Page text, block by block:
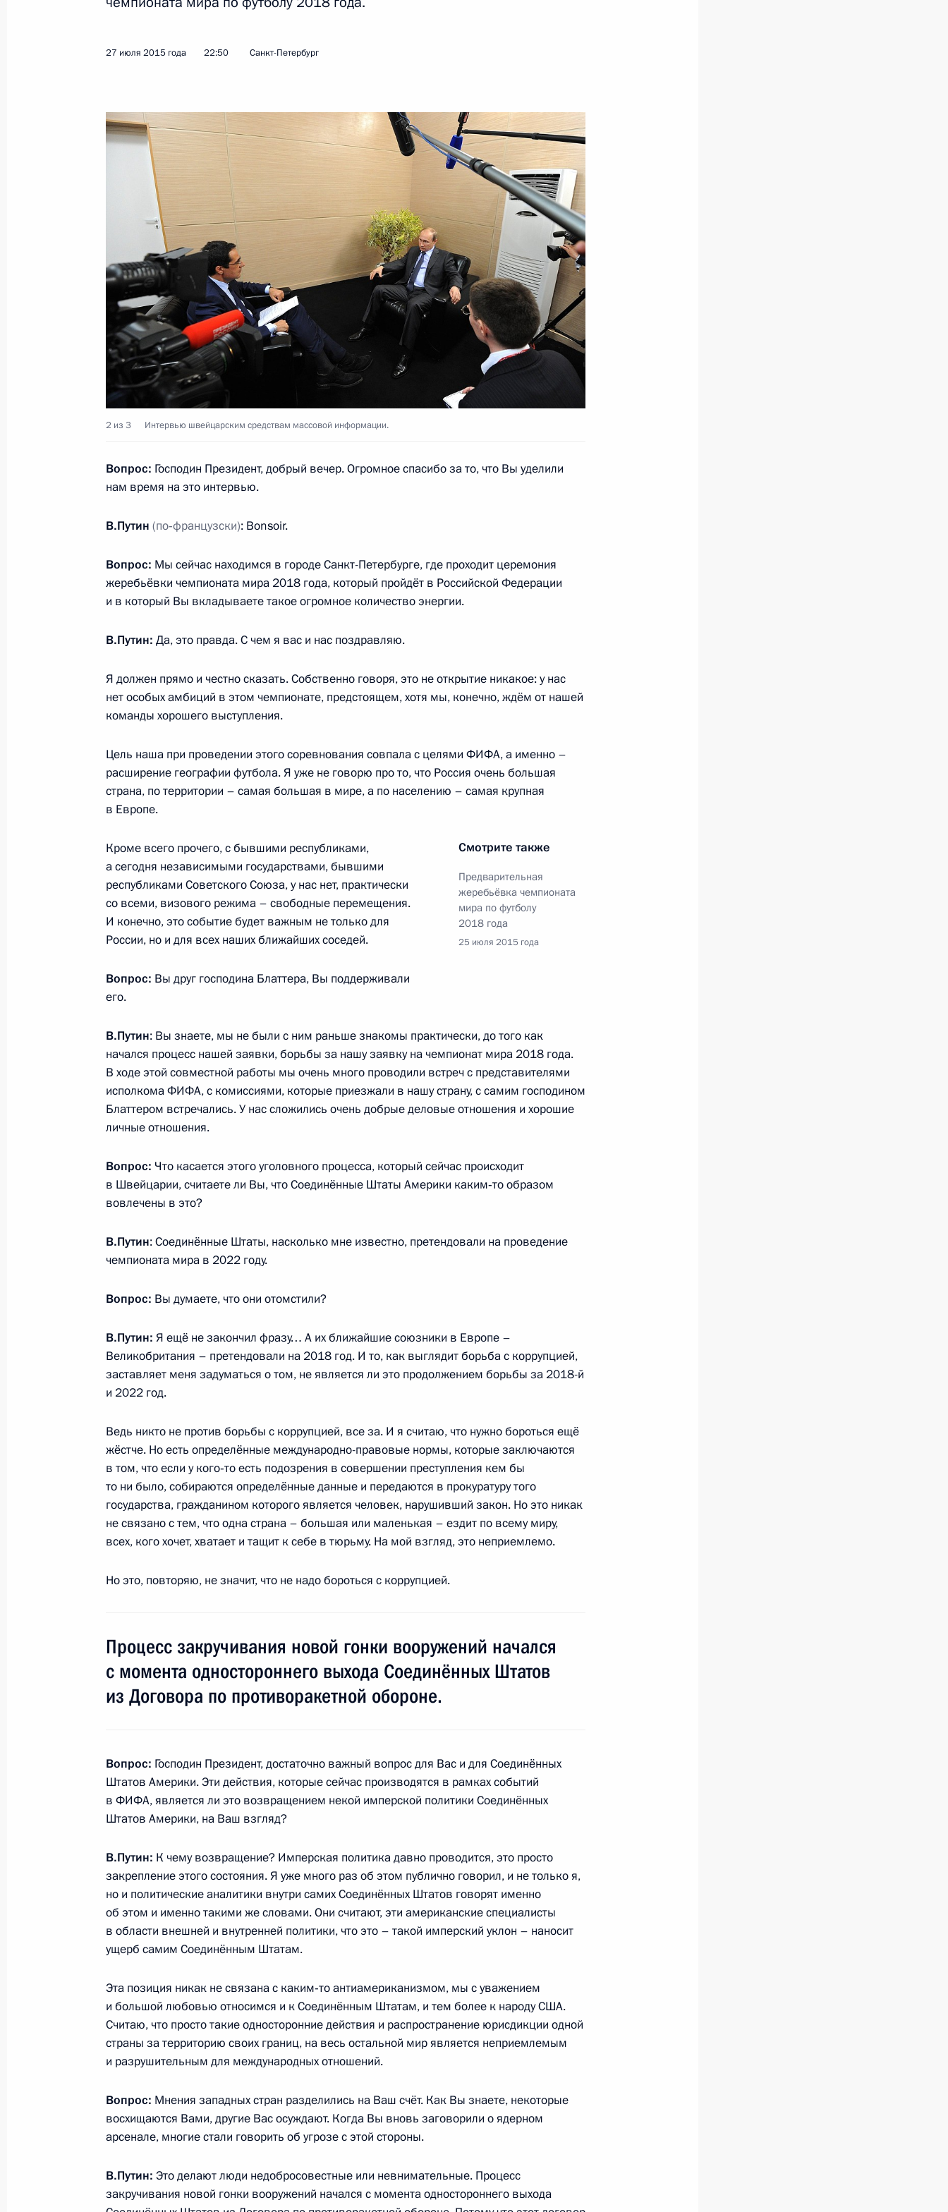
Показать следующие материалы
Встреча с лидером партии «Справедливая Россия» Сергеем
Мироновым
29 июля 2015 года, 14:20
3
28 июля 2015 года, вторник
Приём по случаю тысячелетия преставления святого
равноапостольного князя Владимира
28 июля 2015 года, 16:15 Москва, Кремль
14м
27 июля 2015 года, понедельник
Интервью швейцарским СМИ
27 июля 2015 года, 22:50 Санкт-Петербург
Встреча с лидером ЛДПР Владимиром Жириновским
27 июля 2015 года, 16:45 Москва, Кремль
26 июля 2015 года, воскресенье
26 июля 2015 года, 16:00 Балтийск
День Военно-Морского Флота 20 3м
25 июля 2015 года, суббота
25 июля 2015 года, 23:00 Светлогорск
Предварительная жеребьёвка чемпионата мира по футболу
2018 года
25 июля 2015 года, 17:35 Санкт-Петербург
24 июля 2015 года, пятница
24 июля 2015 года, 21:30 Казань
24 июля 2015 года, 15:30
Рабочая встреча с губернатором Рязанской области Олегом
Ковалёвым
22 июля 2015 года, 13:45
21 июля 2015 года, вторник
Встреча с губернатором Оренбургской области Юрием Бергом
21 июля 2015 года, 13:50 Московская область, Ново-Огарёво
20 июля 2015 года, понедельник
20 июля 2015 года, 13:45 Московская область, Ново-Огарёво
17 июля 2015 года, 15:20 Москва, Кремль
Единый день приёмки военной продукции
6
15 июля 2015 года, среда
Совещание с членами Правительства
15 июля 2015 года, 16:15 Московская область, Ново-Огарёво
Встреча с Председателем Правительства Дмитрием Медведевым
15 июля 2015 года, 15:30 Московская область, Ново-Огарёво
Молодёжный форум «Территория смыслов на Клязьме»
27 июля 2015 года 22:50 Санкт-Петербург
2 из 3 Интервью швейцарским средствам массовой информации.
Вопрос: Господин Президент, добрый вечер. Огромное спасибо за то, что Вы уделили
нам время на это интервью.
В.Путин (по‑французски): Bonsoir.
Вопрос: Мы сейчас находимся в городе Санкт-Петербурге, где проходит церемония
жеребьёвки чемпионата мира 2018 года, который пройдёт в Российской Федерации
и в который Вы вкладываете такое огромное количество энергии.
В.Путин: Да, это правда. С чем я вас и нас поздравляю.
Я должен прямо и честно сказать. Собственно говоря, это не открытие никакое: у нас
нет особых амбиций в этом чемпионате, предстоящем, хотя мы, конечно, ждём от нашей
команды хорошего выступления.
Цель наша при проведении этого соревнования совпала с целями ФИФА, а именно –
расширение географии футбола. Я уже не говорю про то, что Россия очень большая
страна, по территории – самая большая в мире, а по населению – самая крупная
в Европе.
Смотрите также
Предварительная
жеребьёвка чемпионата
мира по футболу
2018 года
25 июля 2015 года
Кроме всего прочего, с бывшими республиками,
а сегодня независимыми государствами, бывшими
республиками Советского Союза, у нас нет, практически
со всеми, визового режима – свободные перемещения.
И конечно, это событие будет важным не только для
России, но и для всех наших ближайших соседей.
Вопрос: Вы друг господина Блаттера, Вы поддерживали
его.
В.Путин: Вы знаете, мы не были с ним раньше знакомы практически, до того как
начался процесс нашей заявки, борьбы за нашу заявку на чемпионат мира 2018 года.
В ходе этой совместной работы мы очень много проводили встреч с представителями
исполкома ФИФА, с комиссиями, которые приезжали в нашу страну, с самим господином
Блаттером встречались. У нас сложились очень добрые деловые отношения и хорошие
личные отношения.
Вопрос: Что касается этого уголовного процесса, который сейчас происходит
в Швейцарии, считаете ли Вы, что Соединённые Штаты Америки каким‑то образом
вовлечены в это?
В.Путин: Соединённые Штаты, насколько мне известно, претендовали на проведение
чемпионата мира в 2022 году.
Вопрос: Вы думаете, что они отомстили?
В.Путин: Я ещё не закончил фразу… А их ближайшие союзники в Европе –
Великобритания – претендовали на 2018 год. И то, как выглядит борьба с коррупцией,
заставляет меня задуматься о том, не является ли это продолжением борьбы за 2018-й
и 2022 год.
Ведь никто не против борьбы с коррупцией, все за. И я считаю, что нужно бороться ещё
жёстче. Но есть определённые международно-правовые нормы, которые заключаются
в том, что если у кого‑то есть подозрения в совершении преступления кем бы
то ни было, собираются определённые данные и передаются в прокуратуру того
государства, гражданином которого является человек, нарушивший закон. Но это никак
не связано с тем, что одна страна – большая или маленькая – ездит по всему миру,
всех, кого хочет, хватает и тащит к себе в тюрьму. На мой взгляд, это неприемлемо.
Но это, повторяю, не значит, что не надо бороться с коррупцией.
Процесс закручивания новой гонки вооружений начался
с момента одностороннего выхода Соединённых Штатов
из Договора по противоракетной обороне.
Вопрос: Господин Президент, достаточно важный вопрос для Вас и для Соединённых
Штатов Америки. Эти действия, которые сейчас производятся в рамках событий
в ФИФА, является ли это возвращением некой имперской политики Соединённых
Штатов Америки, на Ваш взгляд?
В.Путин: К чему возвращение? Имперская политика давно проводится, это просто
закрепление этого состояния. Я уже много раз об этом публично говорил, и не только я,
но и политические аналитики внутри самих Соединённых Штатов говорят именно
об этом и именно такими же словами. Они считают, эти американские специалисты
в области внешней и внутренней политики, что это – такой имперский уклон – наносит
ущерб самим Соединённым Штатам.
Эта позиция никак не связана с каким‑то антиамериканизмом, мы с уважением
и большой любовью относимся и к Соединённым Штатам, и тем более к народу США.
Считаю, что просто такие односторонние действия и распространение юрисдикции одной
страны за территорию своих границ, на весь остальной мир является неприемлемым
и разрушительным для международных отношений.
Вопрос: Мнения западных стран разделились на Ваш счёт. Как Вы знаете, некоторые
восхищаются Вами, другие Вас осуждают. Когда Вы вновь заговорили о ядерном
арсенале, многие стали говорить об угрозе с этой стороны.
В.Путин: Это делают люди недобросовестные или невнимательные. Процесс
закручивания новой гонки вооружений начался с момента одностороннего выхода